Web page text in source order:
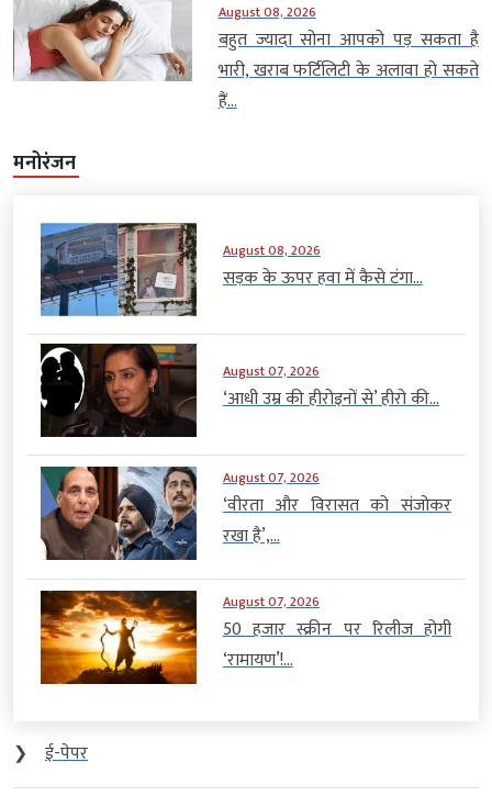
August 08, 2026
बहुत ज्यादा सोना आपको पड़ सकता है
भारी, खराब फर्टिलिटी के अलावा हो सकते
हैं...
मनोरंजन
August 08, 2026
सड़क के ऊपर हवा में कैसे टंगा...
August 07, 2026
‘आधी उम्र की हीरोइनों से’ हीरो की...
August 07, 2026
‘वीरता और विरासत को संजोकर
रखा है’,...
August 07, 2026
50 हजार स्क्रीन पर रिलीज होगी
‘रामायण’!...
❯
ई-पेपर